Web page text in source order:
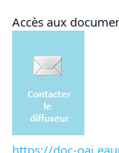
Accès aux